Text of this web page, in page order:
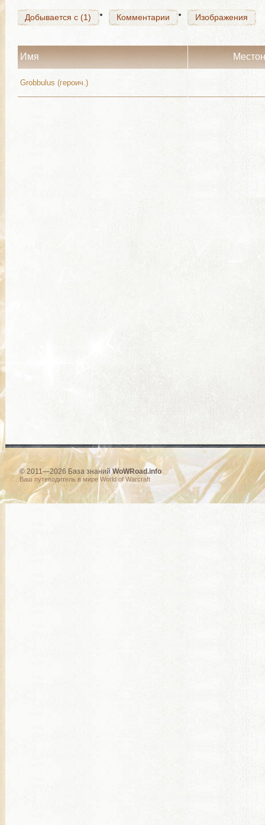
Добывается с (1) Комментарии Изображения
Имя
Grobbulus (героич.)
© 2011—2026 База знанийWoWRoad.info
Ваш путеводитель в мире World of Warcraft